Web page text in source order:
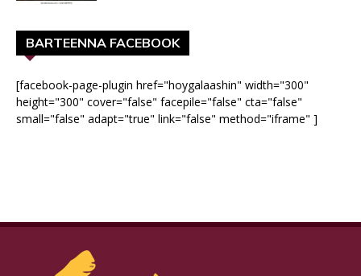
BARTEENNA FACEBOOK
[facebook-page-plugin href="hoygalaashin" width="300"
height="300" cover="false" facepile="false" cta="false"
small="false" adapt="true" link="false" method="iframe" ]